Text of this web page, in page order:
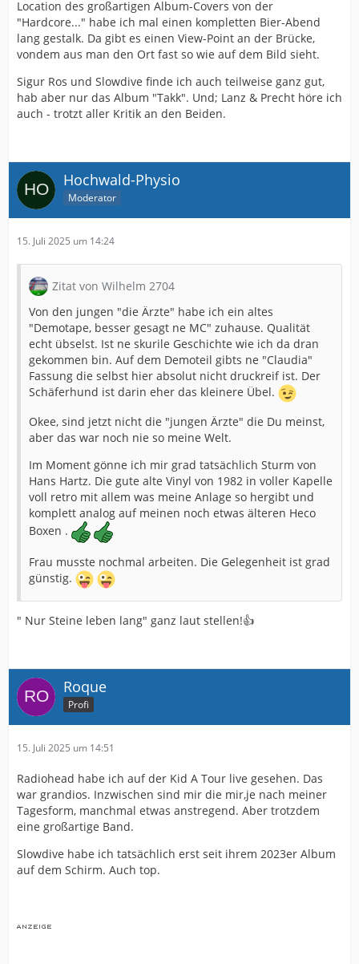
Location des großartigen Album-Covers von der
"Hardcore..." habe ich mal einen kompletten Bier-Abend
lang gestalk. Da gibt es einen View-Point an der Brücke,
vondem aus man den Ort fast so wie auf dem Bild sieht.
Sigur Ros und Slowdive finde ich auch teilweise ganz gut,
hab aber nur das Album "Takk". Und; Lanz & Precht höre ich
auch - trotzt aller Kritik an den Beiden.
Hochwald-Physio
Moderator
15. Juli 2025 um 14:24
Zitat von Wilhelm 2704
Von den jungen "die Ärzte" habe ich ein altes
"Demotape, besser gesagt ne MC" zuhause. Qualität
echt übselst. Ist ne skurile Geschichte wie ich da dran
gekommen bin. Auf dem Demoteil gibts ne "Claudia"
Fassung die selbst hier absolut nicht druckreif ist. Der
Schäferhund ist darin eher das kleinere Übel.
Okee, sind jetzt nicht die "jungen Ärzte" die Du meinst,
aber das war noch nie so meine Welt.
Im Moment gönne ich mir grad tatsächlich Sturm von
Hans Hartz. Die gute alte Vinyl von 1982 in voller Kapelle
voll retro mit allem was meine Anlage so hergibt und
komplett analog auf meinen noch etwas älteren Heco
Boxen .
Frau musste nochmal arbeiten. Die Gelegenheit ist grad
günstig.
" Nur Steine leben lang" ganz laut stellen!👍
Roque
Profi
15. Juli 2025 um 14:51
Radiohead habe ich auf der Kid A Tour live gesehen. Das
war grandios. Inzwischen sind mir die mir,je nach meiner
Tagesform, manchmal etwas anstregend. Aber trotzdem
eine großartige Band.
Slowdive habe ich tatsächlich erst seit ihrem 2023er Album
auf dem Schirm. Auch top.